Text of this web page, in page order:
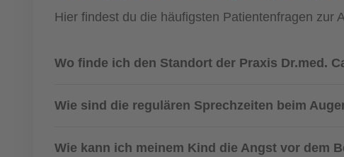
Hier findest du die häufigsten Patientenfragen zur
Wo finde ich den Standort der Praxis Dr.med.
Wie sind die regulären Sprechzeiten beim
Wie kann ich meinem Kind die Angst vor dem